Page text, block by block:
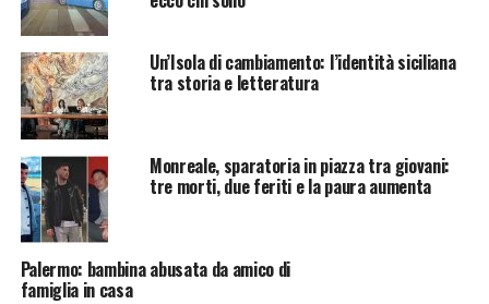
Un’Isola di cambiamento: l’identità siciliana
tra storia e letteratura
Monreale, sparatoria in piazza tra giovani:
tre morti, due feriti e la paura aumenta
Palermo: bambina abusata da amico di
famiglia in casa